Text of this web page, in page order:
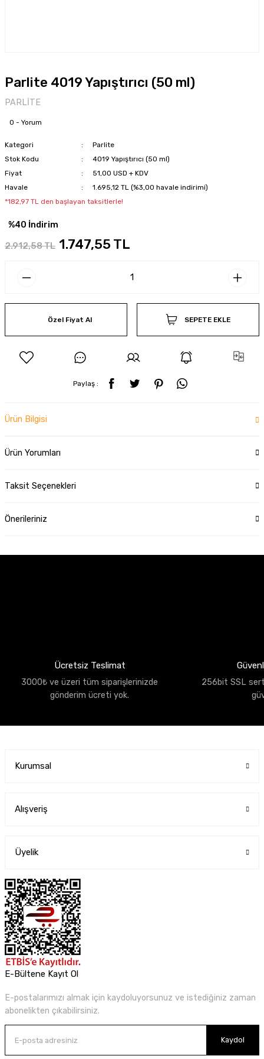
Parlite 4019 Yapıştırıcı (50 ml)
PARLİTE
0 - Yorum
Kategori
Parlite
Stok Kodu
4019 Yapıştırıcı (50 ml)
Fiyat
51,00 USD + KDV
Havale
1.695,12 TL (%3,00 havale indirimi)
*182,97 TL den başlayan taksitlerle!
%40 İndirim
2.912,58 TL 1.747,55 TL
Özel Fiyat Al SEPETE EKLE
Paylaş :
Ürün Bilgisi
Ürün Yorumları
Taksit Seçenekleri
Önerileriniz
Ücretsiz Teslimat
3000₺ ve üzeri tüm siparişlerinizde
gönderim ücreti yok.
256bit SSL
Kurumsal
Alışveriş
Üyelik
E-Bültene Kayıt Ol
E-postalarımızı almak için kaydoluyorsunuz ve istediğiniz zaman
abonelikten çıkabilirsiniz.
Kaydol